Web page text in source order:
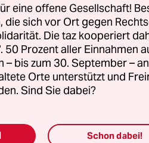
für die Bäder.
Grundsteuer – ein
die sich bereits
schließen müssen“,
bereits einen Brief
eine offene Gesellschaft!
die sich vor Ort gegen
Die taz kooperiert
50 Prozent aller Einnahmen
– bis zum 30. September –
Orte unterstützt und
Sind Sie dabei?
Schon dabei!